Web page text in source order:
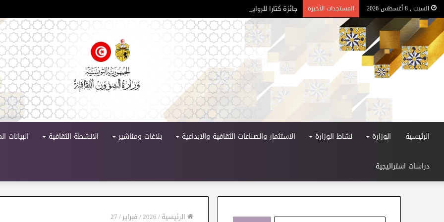
السبت , 8 أغسطس 2026 المستجدات الأخيرة جائزة كتارا للرواية العربية – الدورة 11
الرئيسية الوزارة نشاط الوزارة الاستثمار والصناعات الثقافية والابداعية بلاغات ومناشير الانشطة الثقافية البيانات
دراسات استراتيجية
الرئيسية/
2026
/فبراير/
27